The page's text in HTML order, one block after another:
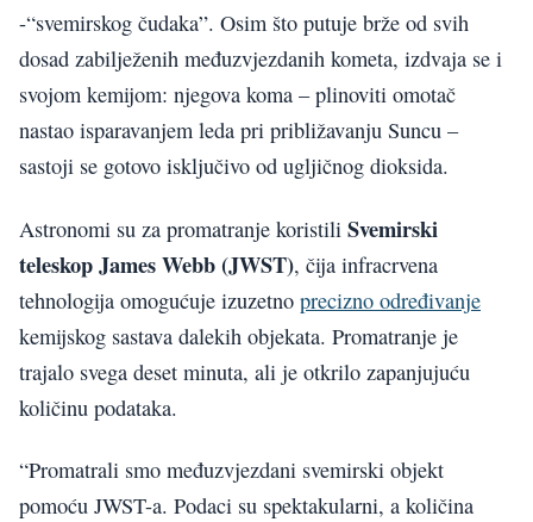
-“svemirskog čudaka”. Osim što putuje brže od svih
dosad zabilježenih međuzvjezdanih kometa, izdvaja se i
svojom kemijom: njegova koma – plinoviti omotač
nastao isparavanjem leda pri približavanju Suncu –
sastoji se gotovo isključivo od ugljičnog dioksida.
Astronomi su za promatranje koristili Svemirski
teleskop James Webb (JWST), čija infracrvena
tehnologija omogućuje izuzetno precizno određivanje
kemijskog sastava dalekih objekata. Promatranje je
trajalo svega deset minuta, ali je otkrilo zapanjujuću
količinu podataka.
“Promatrali smo međuzvjezdani svemirski objekt
pomoću JWST-a. Podaci su spektakularni, a količina